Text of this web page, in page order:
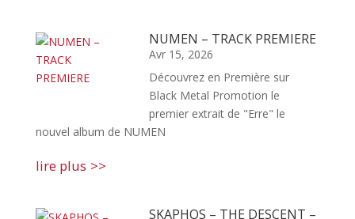
NUMEN – TRACK PREMIERE
Avr 15, 2026
Découvrez en Première sur
Black Metal Promotion le
premier extrait de "Erre" le
nouvel album de NUMEN
lire plus
SKAPHOS – THE DESCENT –